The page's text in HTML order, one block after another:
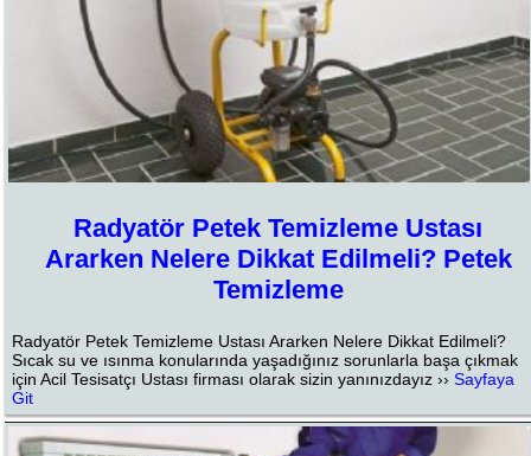
Radyatör Petek Temizleme Ustası
Ararken Nelere Dikkat Edilmeli? Petek
Temizleme
Radyatör Petek Temizleme Ustası Ararken Nelere Dikkat Edilmeli?
Sıcak su ve ısınma konularında yaşadığınız sorunlarla başa çıkmak
için Acil Tesisatçı Ustası firması olarak sizin yanınızdayız ››Sayfaya
Git